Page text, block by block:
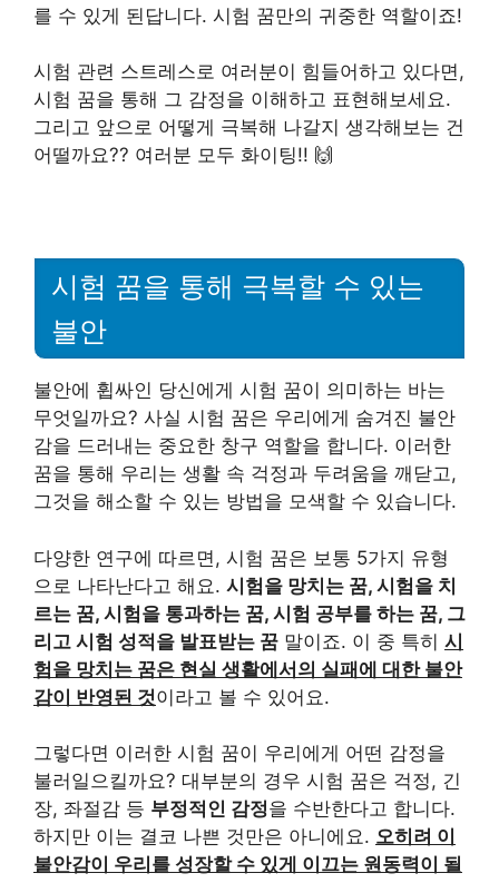
를 수 있게 된답니다. 시험 꿈만의 귀중한 역할이죠!
시험 관련 스트레스로 여러분이 힘들어하고 있다면,
시험 꿈을 통해 그 감정을 이해하고 표현해보세요.
그리고 앞으로 어떻게 극복해 나갈지 생각해보는 건
어떨까요?? 여러분 모두 화이팅!! 🙌
시험 꿈을 통해 극복할 수 있는
불안
불안에 휩싸인 당신에게 시험 꿈이 의미하는 바는
무엇일까요? 사실 시험 꿈은 우리에게 숨겨진 불안
감을 드러내는 중요한 창구 역할을 합니다. 이러한
꿈을 통해 우리는 생활 속 걱정과 두려움을 깨닫고,
그것을 해소할 수 있는 방법을 모색할 수 있습니다.
다양한 연구에 따르면, 시험 꿈은 보통 5가지 유형
으로 나타난다고 해요. 시험을 망치는 꿈, 시험을 치
르는 꿈, 시험을 통과하는 꿈, 시험 공부를 하는 꿈, 그
리고 시험 성적을 발표받는 꿈 말이죠. 이 중 특히 시
험을 망치는 꿈은 현실 생활에서의 실패에 대한 불안
감이 반영된 것이라고 볼 수 있어요.
그렇다면 이러한 시험 꿈이 우리에게 어떤 감정을
불러일으킬까요? 대부분의 경우 시험 꿈은 걱정, 긴
장, 좌절감 등 부정적인 감정을 수반한다고 합니다.
하지만 이는 결코 나쁜 것만은 아니에요. 오히려 이
불안감이 우리를 성장할 수 있게 이끄는 원동력이 될